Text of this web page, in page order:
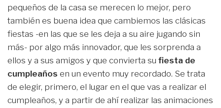
pequeños de la casa se merecen lo mejor, pero
también es buena idea que cambiemos las clásicas
fiestas -en las que se les deja a su aire jugando sin
más- por algo más innovador, que les sorprenda a
ellos y a sus amigos y que convierta su fiesta de
cumpleaños en un evento muy recordado. Se trata
de elegir, primero, el lugar en el que vas a realizar el
cumpleaños, y a partir de ahí realizar las animaciones